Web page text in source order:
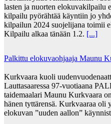
lasten ja nuorten elokuvakilpailu
kilpailu pyörähtää käyntiin jo
kilpailun 2024 suojelijana toimii
Kilpailu alkaa tänään 1.2. [...]
Palkittu elokuvaohjaaja Maunu
Kurkvaara kuoli
Lauttasaaressa 97-vuotiaana
taidemaalari Maunu Kurkvaara
hänen tyttärensä. Kurkvaaraa oli
elokuvan ”uuden aallon”